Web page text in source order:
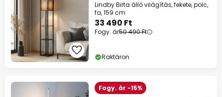
Lindby Birta álló világítás, fekete, polc,
fa, 159 cm
33 490 Ft
Fogy. ár50 490 Ft
Raktáron
Fogy. ár -15%